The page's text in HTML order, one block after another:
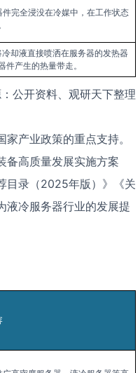
完全浸没在冷媒中，在工作状态
却液直接喷洒在服务器的发热器
产生的热量带走。
公开资料、观研天下整理
产业政策的重点支持。
备高质量发展实施方案
目录（2025年版）》《关
液冷服务器行业的发展提